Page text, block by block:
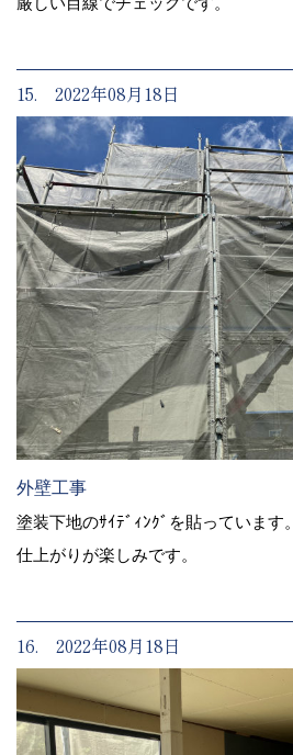
15. 2022年08月18日
外壁工事
塗装下地のｻｲﾃﾞｨﾝｸﾞを貼っています。
仕上がりが楽しみです。
16. 2022年08月18日